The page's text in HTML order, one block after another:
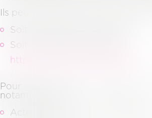
Ils peuvent accéder à leur espace
Soit à partir du site internet
Soit en cliquant sur le lien
https://pivoine.secibonline.fr/
Pour les dossiers judiciaires,
notamment les
Actes de procédures